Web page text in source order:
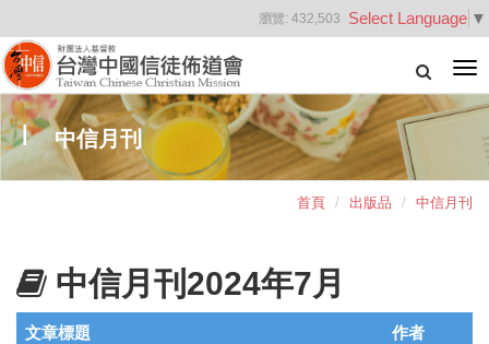
Select Language ▼
瀏覽: 432,503
中信月刊
首頁 出版品 中信月刊
中信月刊2024年7月
文章標題 作者